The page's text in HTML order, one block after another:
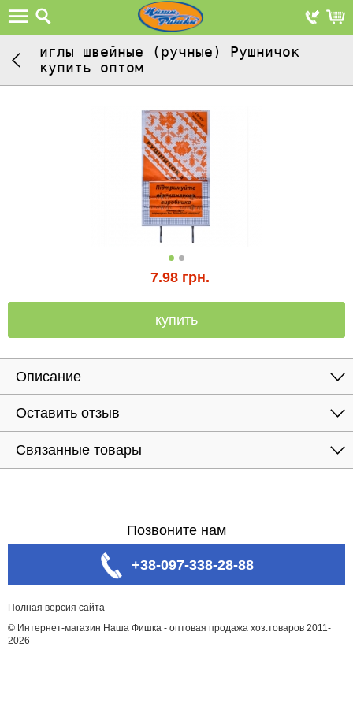
иглы швейные (ручные) Рушничок
купить оптом
7.98 грн.
купить
Описание
Оставить отзыв
Связанные товары
Позвоните нам
+38-097-338-28-88
Полная версия сайта
© Интернет-магазин Наша Фишка - оптовая продажа хоз.товаров 2011-
2026